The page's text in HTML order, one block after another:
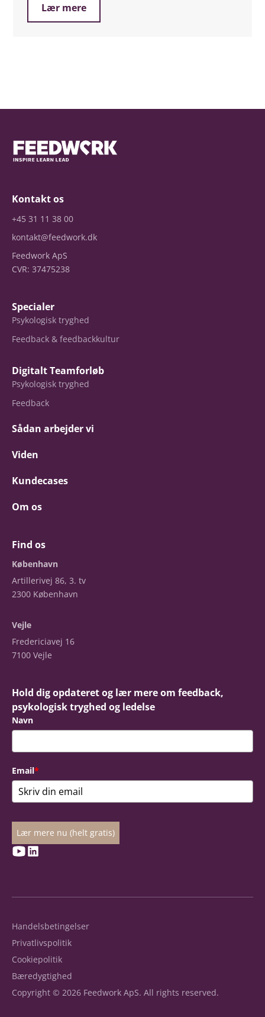
Lær mere
Kontakt os
+45 31 11 38 00
kontakt@feedwork.dk
Feedwork ApS
CVR: 37475238
Specialer
Psykologisk tryghed
Feedback & feedbackkultur
Digitalt Teamforløb
Psykologisk tryghed
Feedback
Sådan arbejder vi
Viden
Kundecases
Om os
Find os
København
Artillerivej 86, 3. tv
2300 København
Vejle
Fredericiavej 16
7100 Vejle
Hold dig opdateret og lær mere om feedback,
psykologisk tryghed og ledelse
Navn
Email*
Lær mere nu (helt gratis)
Handelsbetingelser
Privatlivspolitik
Cookiepolitik
Bæredygtighed
Copyright © 2026 Feedwork ApS. All rights reserved.